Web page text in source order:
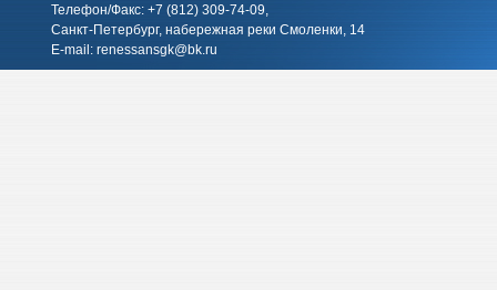
Телефон/Факс: +7 (812) 309-74-09,
Санкт-Петербург, набережная реки Смоленки, 14
E-mail: renessansgk@bk.ru